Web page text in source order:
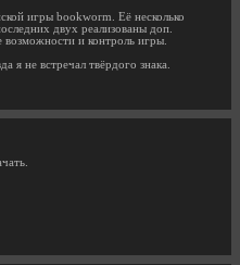
игры bookworm. Её несколько
двух реализованы доп.
и контроль игры.
я не встречал твёрдого знака.